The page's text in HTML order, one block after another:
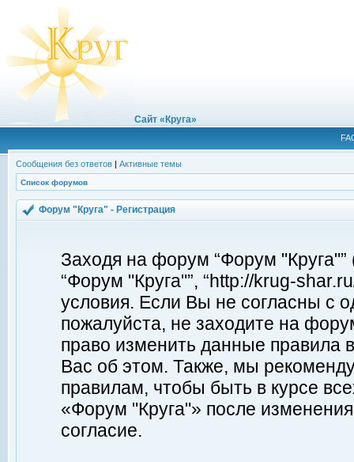
Сайт «Круга»
Сообщения без ответов | Активные темы
Список форумов
Форум "Круга" - Регистрация
Заходя на форум “Форум
“Форум "Круга"”, “http://krug-
условия. Если Вы не согласны с
пожалуйста, не заходите на
право изменить данные правила
Вас об этом. Также, мы
правилам, чтобы быть в курсе
«Форум "Круга"» после
согласие.